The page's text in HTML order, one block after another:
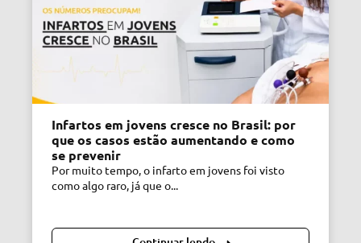
Infartos em jovens cresce no Brasil: por
que os casos estão aumentando e como
se prevenir
Por muito tempo, o infarto em jovens foi visto
como algo raro, já que o...